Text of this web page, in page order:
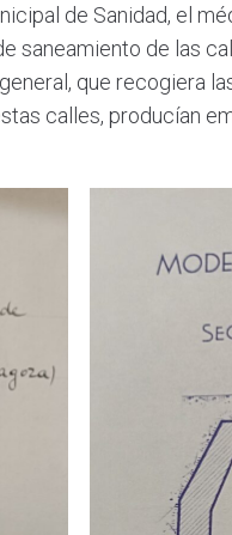
de Sanidad, el
saneamiento de las
que recogiera
calles, producían